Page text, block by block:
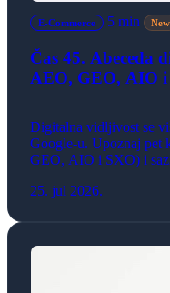
E-Commerce 5 min New
Čas 45. Abeceda
AEO, GEO, AIO i
Digitalna vidljivost se
Google-u. Upoznaj pet
GEO, AIO i SXO) i
25. jul 2026.